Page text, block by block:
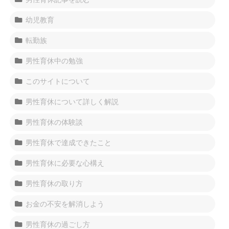
幼児教育
転勤族
男性育休中の勉強
このサイトについて
男性育休について詳しく解説
男性育休の体験談
男性育休で達成できたこと
男性育休に必要な心構え
男性育休の取り方
お金の不安を解消しよう
男性育休の過ごし方